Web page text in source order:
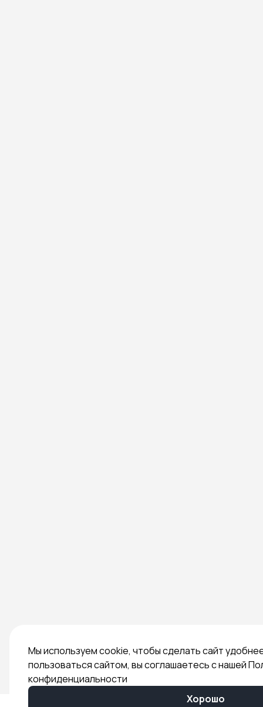
Мы используем cookie, чтобы сделать сайт
пользоваться сайтом, вы соглашаетесь с нашей
конфиденциальности
Хорошо